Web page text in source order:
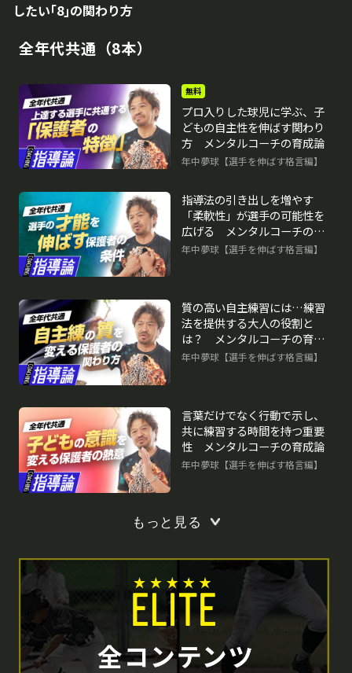
したい｢8｣の関わり方
全年代共通（8本）
無料
プロ入りした球児に学ぶ、子
どもの自主性を伸ばす関わり
方 メンタルコーチの育成論
年中夢球【選手を伸ばす格言編】
指導法の引き出しを増やす
「柔軟性」が選手の可能性を
広げる メンタルコーチの育
成論
年中夢球【選手を伸ばす格言編】
質の高い自主練習には…練習
法を提供する大人の役割と
は？ メンタルコーチの育成
論
年中夢球【選手を伸ばす格言編】
言葉だけでなく行動で示し、
共に練習する時間を持つ重要
性 メンタルコーチの育成論
年中夢球【選手を伸ばす格言編】
もっと見る